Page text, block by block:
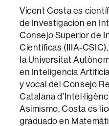
Vicent Costa es
de Investigación en
Consejo Superior de
Científicas (IIIA-
la Universitat
en Inteligencia
y vocal del Consejo
Catalana
Asimismo, Costa es
graduado en